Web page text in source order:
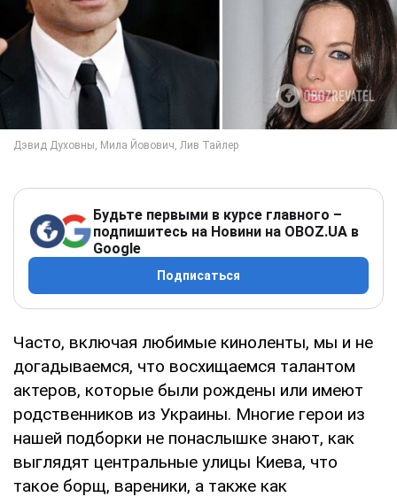
Будьте первыми в курсе главного –
подпишитесь на Новини на OBOZ.UA в
Google
Подписаться
Часто, включая любимые киноленты, мы и не
догадываемся, что восхищаемся талантом
актеров, которые были рождены или имеют
родственников из Украины. Многие герои из
нашей подборки не понаслышке знают, как
выглядят центральные улицы Киева, что
такое борщ, вареники, а также как